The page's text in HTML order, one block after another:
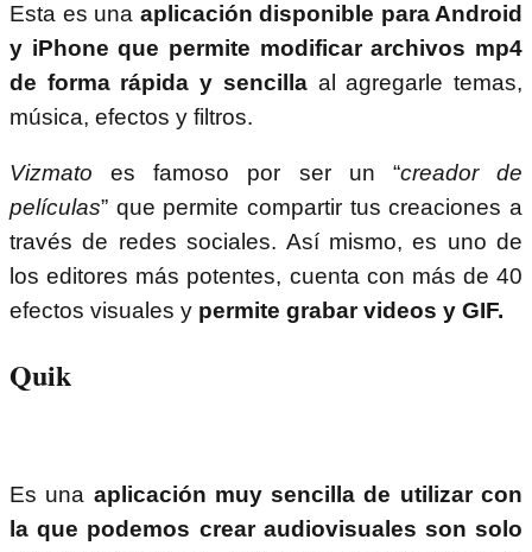
Esta es una aplicación disponible para Android
y iPhone que permite modificar archivos mp4
de forma rápida y sencillaal agregarle temas,
música, efectos y filtros.
Vizmato es famoso por ser un “creador de
películas” que permite compartir tus creaciones a
través de redes sociales. Así mismo, es uno de
los editores más potentes, cuenta con más de 40
efectos visuales y permite grabar videos y GIF.
Quik
Es una aplicación muy sencilla de utilizar con
la que podemos crear audiovisuales son solo